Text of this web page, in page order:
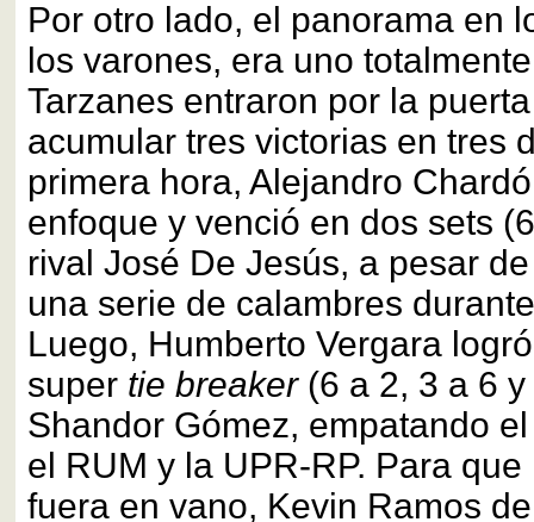
Por otro lado, el panorama en
los varones, era uno
Tarzanes entraron por la
acumular tres victorias en tres
primera hora, Alejandro
enfoque y venció en dos sets
rival José De Jesús, a pesar
una serie de calambres
Luego, Humberto Vergara
super tie breaker(6 a 2, 3 a 6 y
Shandor Gómez, empatando
el RUM y la UPR-RP. Para
fuera en vano, Kevin Ramos